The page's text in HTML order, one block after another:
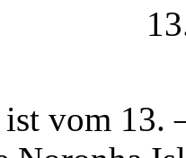
vom 13.